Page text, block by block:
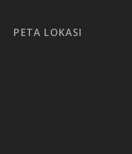
PETA LOKASI